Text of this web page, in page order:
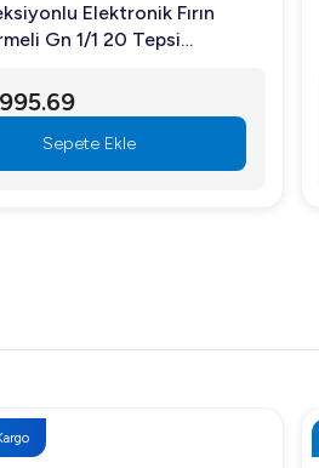
Elektronik Fırın
Gn 1/1 20 Tepsi
Sepete Ekle